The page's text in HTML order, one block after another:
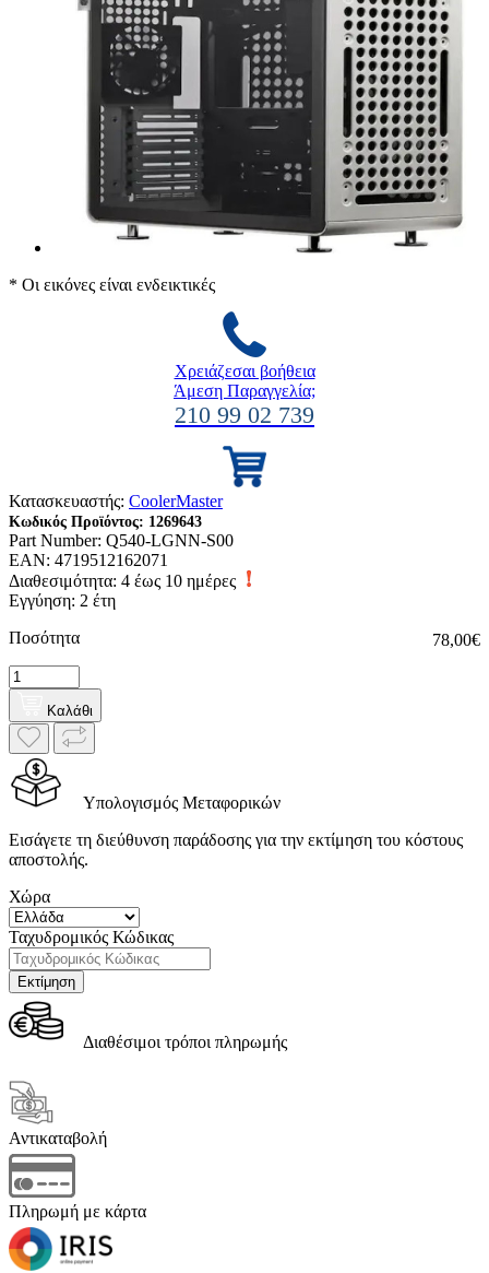
* Οι εικόνες είναι ενδεικτικές
Χρειάζεσαι βοήθεια
Άμεση Παραγγελία;
210 99 02 739
Κατασκευαστής: CoolerMaster
Κωδικός Προϊόντος: 1269643
Part Number: Q540-LGNN-S00
EAN: 4719512162071
Διαθεσιμότητα: 4 έως 10 ημέρες
Εγγύηση: 2 έτη
78,00€
Ποσότητα
Καλάθι
Υπολογισμός Μεταφορικών
Εισάγετε τη διεύθυνση παράδοσης για την εκτίμηση του κόστους
αποστολής.
Χώρα
Ταχυδρομικός Κώδικας
Διαθέσιμοι τρόποι πληρωμής
Αντικαταβολή
Πληρωμή με κάρτα